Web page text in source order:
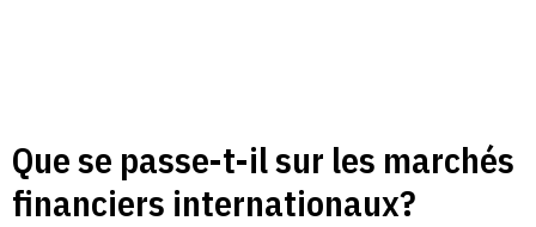
Que se passe-t-il sur les marchés
financiers internationaux?